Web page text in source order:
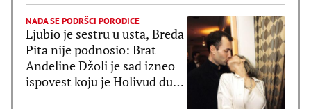
NADA SE PODRŠCI PORODICE
Ljubio je sestru u usta, Breda
Pita nije podnosio: Brat
Anđeline Džoli je sad izneo
ispovest koju je Holivud dugo